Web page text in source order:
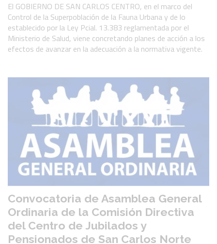
El GOBIERNO DE SAN CARLOS CENTRO, en el marco del
Control de la Superpoblación de la Fauna Urbana y de lo
establecido por la Ley Pcial. 13.383 reglamentada por el
Ministerio de Salud, viene concretando planes de acción a los
efectos de avanzar en la adecuación a la normativa vigente.
Convocatoria de Asamblea General
Ordinaria de la Comisión Directiva
del Centro de Jubilados y
Pensionados de San Carlos Norte